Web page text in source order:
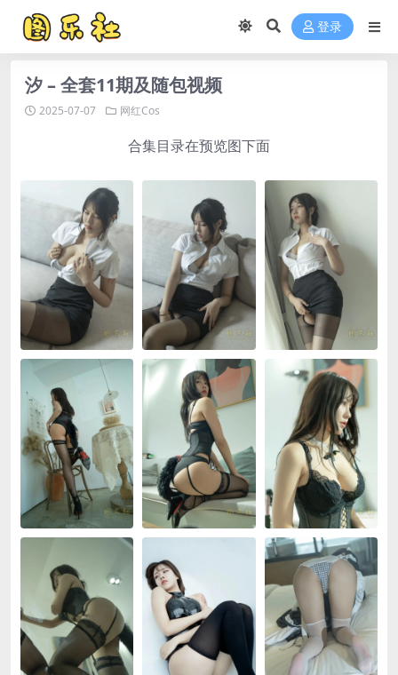
登录
汐 – 全套11期及随包视频
2025-07-07 网红Cos
合集目录在预览图下面